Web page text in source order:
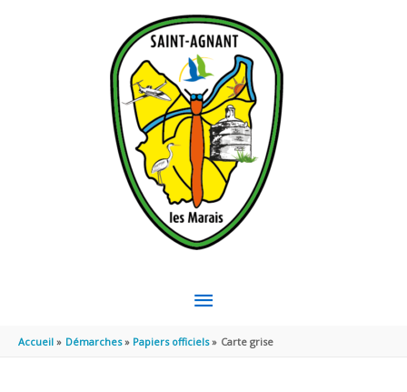
MENU
PRINCIPAL
Accueil Démarches Papiers officiels Carte grise